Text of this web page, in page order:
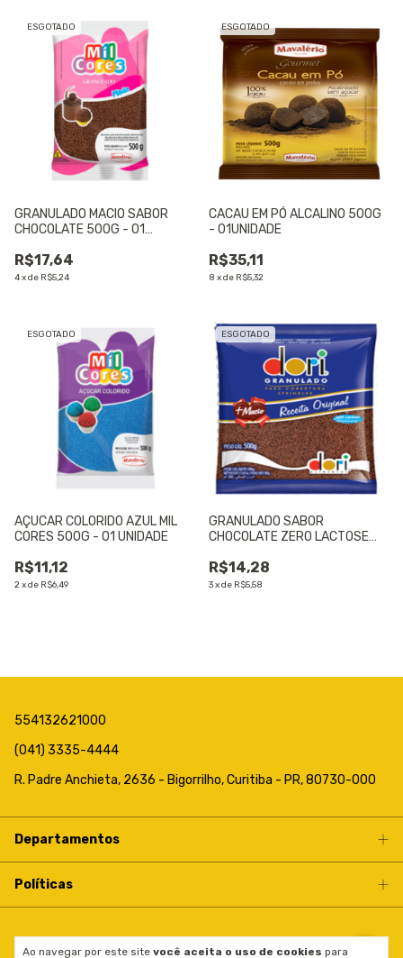
Ao navegar por este site você aceita o uso de cookies para
ESGOTADO
GRANULADO MACIO SABOR
CHOCOLATE 500G - 01
R$17,64
4xde R$5,24
ESGOTADO
CACAU EM PÓ ALCALINO 500G
- 01UNIDADE
R$35,11
8 xde R$5,32
ESGOTADO
AÇUCAR COLORIDO AZUL MIL
CORES 500G - 01 UNIDADE
R$11,12
2xde R$6,49
ESGOTADO
GRANULADO SABOR
CHOCOLATE ZERO LACTOSE
R$14,28
3xde R$5,58
554132621000
(041) 3335-4444
R. Padre Anchieta, 2636 - Bigorrilho, Curitiba - PR, 80730-000
Departamentos
Políticas
reservados.